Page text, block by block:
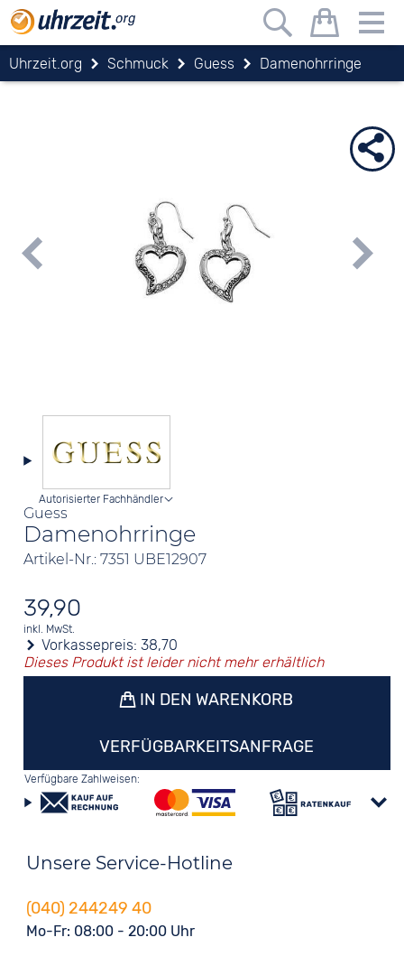
Uhrzeit.org Schmuck Guess Damenohrringe
Guess
Damenohrringe
Artikel-Nr.: 7351 UBE12907
Autorisierter Fachhändler
39,90
inkl. MwSt.
Vorkassepreis:38,70
Dieses Produkt ist leider nicht mehr erhältlich
IN DEN WARENKORB
VERFÜGBARKEITSANFRAGE
Verfügbare Zahlweisen:
Unsere Service-Hotline
(040) 244249 40
Mo-Fr: 08:00 - 20:00 Uhr